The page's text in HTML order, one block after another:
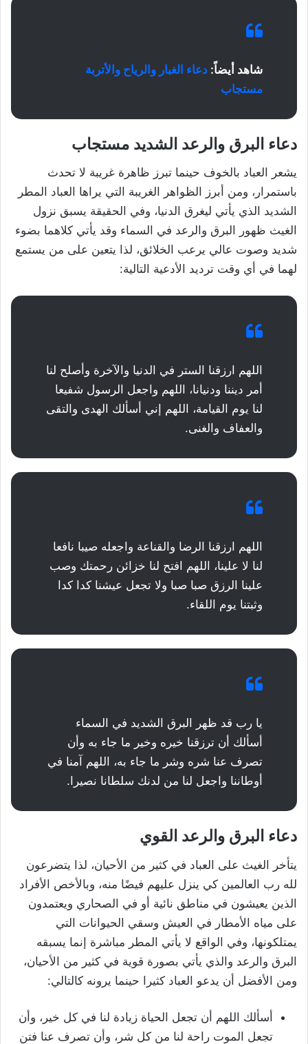
شاهد أيضاً: دعاء الغبار والرياح والأتربة
مستجاب
دعاء البرق والرعد الشديد مستجاب
يشعر العباد بالخوف حينما تبرز ظاهرة غريبة لا تحدث
باستمرار، ومن أبرز الظواهر الغريبة التي يراها العباد المطر
الشديد الذي يأتي ليغرق الدنيا، وفي الحقيقة يسبق نزول
الغيث ظهور البرق والرعد في السماء وقد يأتي كلاهما بضوء
شديد وصوت عالي يرعب الخلائق، لذا يتعين على من يستمع
لهما في أي وقت ترديد الأدعية التالية:
اللهم ارزقنا الستر في الدنيا والآخرة وأصلح لنا
أمر ديننا ودنيانا، اللهم واجعل الرسول شفيعا
لنا يوم القيامة، اللهم إني أسألك الهدى والتقى
والعفاف والغنى.
اللهم ارزقنا الرضا والقناعة واجعله صيبا نافعا
لنا لا علينا، اللهم افتح لنا خزائن رحمتك وصب
علينا الرزق صبا صبا ولا تجعل عيشنا كدا كدا
وثبتنا يوم اللقاء.
يا رب قد ظهر البرق الشديد في السماء
أسألك أن ترزقنا خيره وخير ما جاء به وأن
تصرف عنا شره وشر ما جاء به، اللهم آمنا في
أوطاننا واجعل لنا من لدنك سلطانا نصيرا.
دعاء البرق والرعد القوي
يتأخر الغيث على العباد في كثير من الأحيان، لذا يتضرعون
لله رب العالمين كي ينزل عليهم فيضًا منه، وبالأخص الأفراد
الذين يعيشون في مناطق نائية أو في الصحاري ويعتمدون
على مياه الأمطار في العيش وسقي الحيوانات التي
يمتلكونها، وفي الواقع لا يأتي المطر مباشرة إنما يسبقه
البرق والرعد والذي يأتي بصورة قوية في كثير من الأحيان،
ومن الأفضل أن يدعو العباد كثيرا حينما يرونه كالتالي:
أسألك اللهم أن تجعل الحياة زيادة لنا في كل خير، وأن
تجعل الموت راحة لنا من كل شر، وأن تصرف عنا فتن